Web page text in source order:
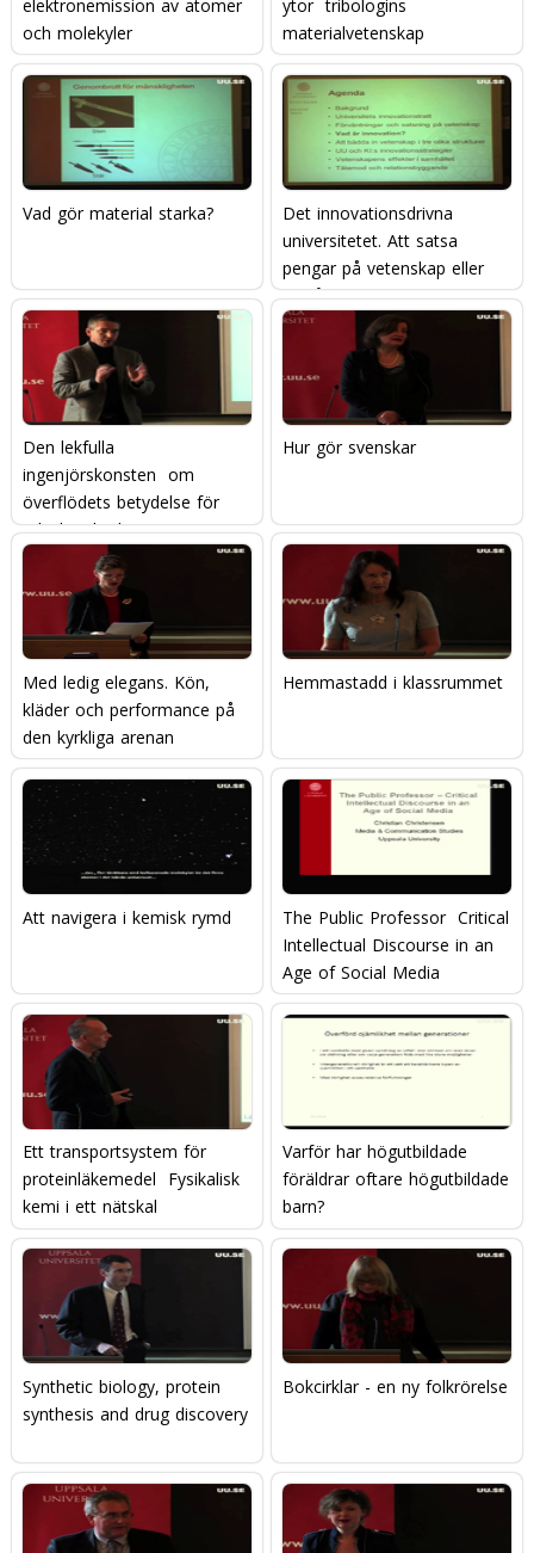
elektronemission av atomer
och molekyler
ytor  tribologins
materialvetenskap
Vad gör material starka?
Det innovationsdrivna
universitetet. Att satsa
pengar på vetenskap eller
att låta innovationer växa
fram?
Den lekfulla
ingenjörskonsten  om
överflödets betydelse för
teknik och ekonomi
Hur gör svenskar
Med ledig elegans. Kön,
kläder och performance på
den kyrkliga arenan
Hemmastadd i klassrummet
Att navigera i kemisk rymd
The Public Professor  Critical
Intellectual Discourse in an
Age of Social Media
Ett transportsystem för
proteinläkemedel  Fysikalisk
kemi i ett nätskal
Varför har högutbildade
föräldrar oftare högutbildade
barn?
Synthetic biology, protein
synthesis and drug discovery
Bokcirklar - en ny folkrörelse